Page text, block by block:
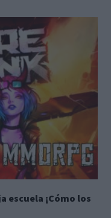
escuela ¡Cómo los